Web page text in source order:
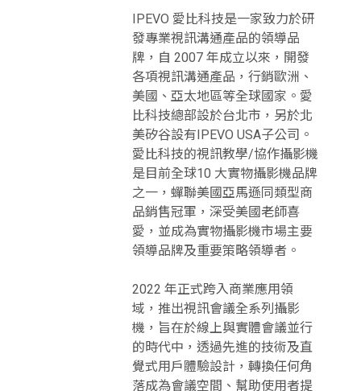
IPEVO 愛比科技是一家致力於研
發專業視訊溝通產品的領導品
牌，自 2007 年成立以來，開發
各項視訊溝通產品，行銷歐洲、
美國、亞太地區等全球國家。愛
比科技總部設於台北市，另於北
美矽谷設有IPEVO USA子公司。
愛比科技的視訊教學/協作攝影機
是目前全球10 大實物攝影機品牌
之一，蟬聯美國亞馬遜同類型商
品銷售冠軍，深受美國老師喜
愛，並成為實物攝影機市場主要
領導品牌及重要策略領導者。
2022 年正式跨入商業應用領
域，推出視訊會議全系列攝影
機，旨在於線上與實體會議並行
的時代中，透過先進的技術及直
覺式用戶體驗設計，轉換任何角
落成為會議空間、幫助使用者提